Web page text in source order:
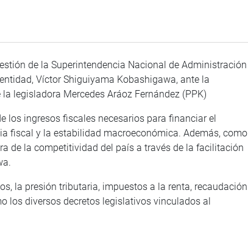
de la Superintendencia Nacional de Administración
Víctor Shiguiyama Kobashigawa, ante la
legisladora Mercedes Aráoz Fernández (PPK)
los ingresos fiscales necesarios para financiar el
fiscal y la estabilidad macroeconómica. Además, como
de la competitividad del país a través de la facilitación
la presión tributaria, impuestos a la renta, recaudación
los diversos decretos legislativos vinculados al